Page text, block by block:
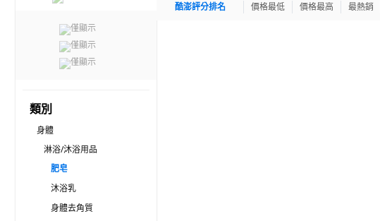
僅顯示
僅顯示
僅顯示
類別
身體
淋浴/沐浴用品
肥皂
沐浴乳
身體去角質
酷澎評分排名 價格最低 價格最高 最熱銷